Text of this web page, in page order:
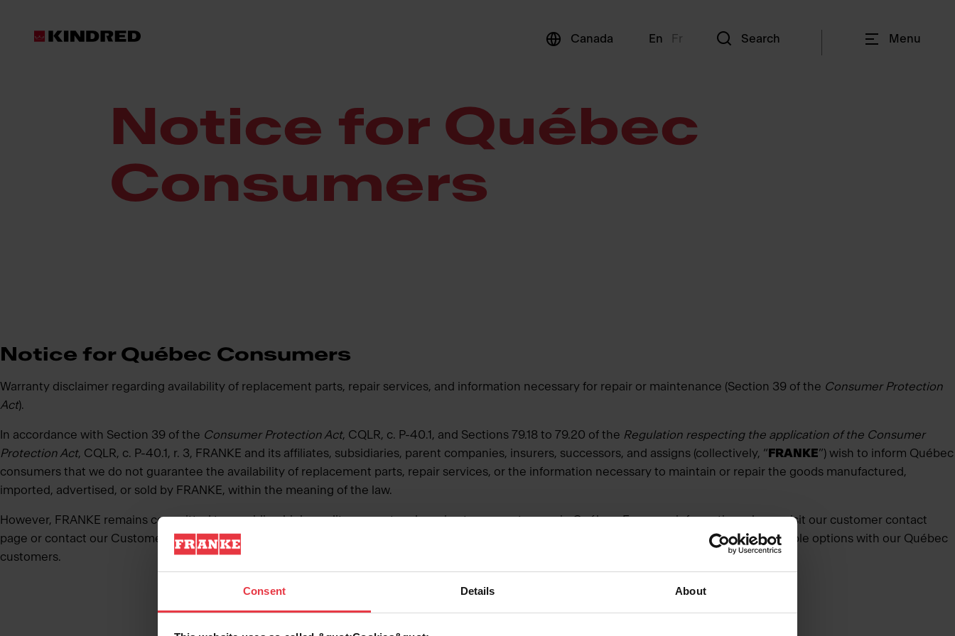
Consent Details About
Canada En Fr Search Menu
Support
Notice for Québec
Consumers
Notice for Québec Consumers
Warranty disclaimer regarding availability of replacement parts, repair services, and information necessary for repair or maintenance (Section 39 of the Consumer Protection
Act).
In accordance with Section 39 of the Consumer Protection Act, CQLR, c. P-40.1, and Sections 79.18 to 79.20 of the Regulation respecting the application of the Consumer
Protection Act, CQLR, c. P-40.1, r. 3, FRANKE and its affiliates, subsidiaries, parent companies, insurers, successors, and assigns (collectively, “ FRANKE”) wish to inform Québec
consumers that we do not guarantee the availability of replacement parts, repair services, or the information necessary to maintain or repair the goods manufactured,
imported, advertised, or sold by FRANKE, within the meaning of the law.
However, FRANKE remains committed to providing high-quality support and service to our customers in Québec. For more information, please visit our customer contact
page or contact our Customer Service team at
. We are happy to discuss individual cases and available options with our Québec
customers.